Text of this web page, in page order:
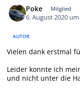
Poke Mitglied
6. August 2020 um
AUTOR
Vielen dank erstmal
Leider konnte ich
und nicht unter die